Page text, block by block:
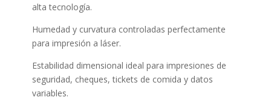
alta tecnología.
Humedad y curvatura controladas perfectamente
para impresión a láser.
Estabilidad dimensional ideal para impresiones de
seguridad, cheques, tickets de comida y datos
variables.